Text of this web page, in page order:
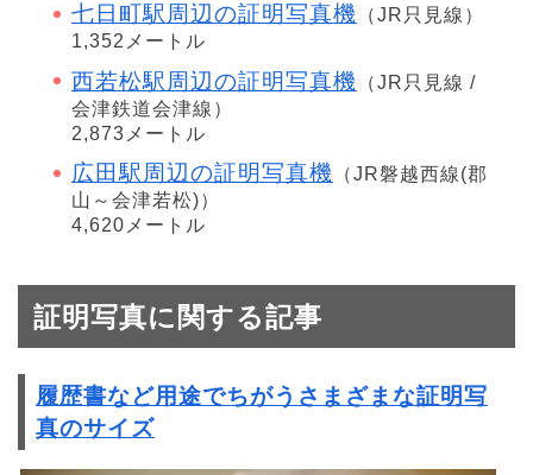
七日町駅周辺の証明写真機
（JR只見線）
1,352メートル
西若松駅周辺の証明写真機
（JR只見線 /
会津鉄道会津線）
2,873メートル
広田駅周辺の証明写真機
（JR磐越西線(郡
山～会津若松)）
4,620メートル
証明写真に関する記事
履歴書など用途でちがうさまざまな証明写
真のサイズ